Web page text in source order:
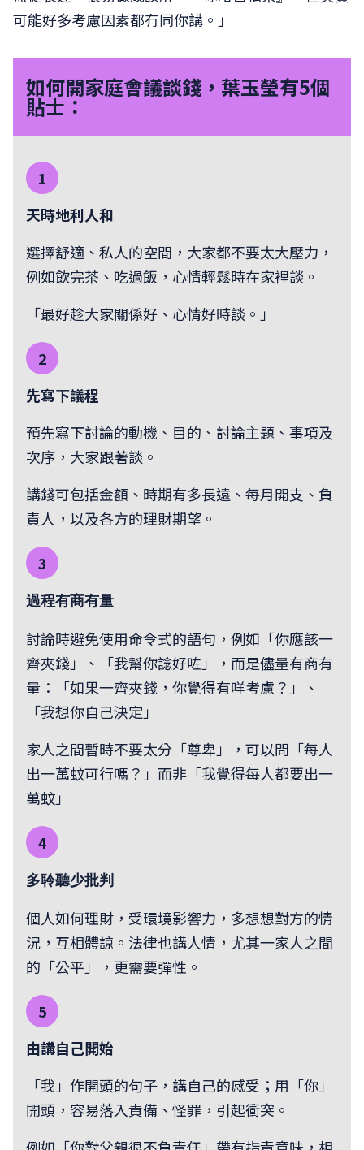
可能好多考慮因素都冇同你講。」
如何開家庭會議談錢，葉玉瑩有5個
貼士：
1
天時地利人和
選擇舒適、私人的空間，大家都不要太大壓力，
例如飲完茶、吃過飯，心情輕鬆時在家裡談。
「最好趁大家關係好、心情好時談。」
2
先寫下議程
預先寫下討論的動機、目的、討論主題、事項及
次序，大家跟著談。
講錢可包括金額、時期有多長遠、每月開支、負
責人，以及各方的理財期望。
3
過程有商有量
討論時避免使用命令式的語句，例如「你應該一
齊夾錢」、「我幫你諗好咗」，而是儘量有商有
量：「如果一齊夾錢，你覺得有咩考慮？」、
「我想你自己決定」
家人之間暫時不要太分「尊卑」，可以問「每人
出一萬蚊可行嗎？」而非「我覺得每人都要出一
萬蚊」
4
多聆聽少批判
個人如何理財，受環境影響力，多想想對方的情
況，互相體諒。法律也講人情，尤其一家人之間
的「公平」，更需要彈性。
5
由講自己開始
「我」作開頭的句子，講自己的感受；用「你」
開頭，容易落入責備、怪罪，引起衝突。